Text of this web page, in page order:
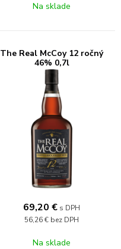
Na sklade
The Real McCoy 12 ročný
46% 0,7l
69,20 € s DPH
56,26 € bez DPH
Na sklade